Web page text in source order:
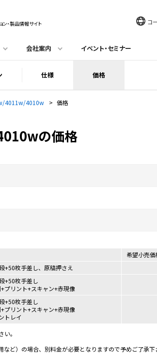
ン・製品情報サイト コ
会社案内 イベント・セミナー
仕様 価格
4011w/4010w > 価格
の価格
希望小売価
枚手差し、原稿押さえ
+50枚手差し
プリント+スキャン+赤現像
+50枚手差し
プリント+スキャン+赤現像
トレイ
。
ど）の場合、別料金が必要となりますので予めご了承下